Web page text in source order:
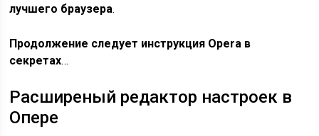
лучшего браузера.
Продолжение следует инструкция Opera в
секретах…
Расширеный редактор настроек в
Опере